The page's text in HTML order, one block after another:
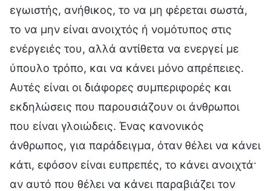
εγωιστής, ανήθικος, το να μη φέρεται σωστά,
το να μην είναι ανοιχτός ή νομότυπος στις
ενέργειές του, αλλά αντίθετα να ενεργεί με
ύπουλο τρόπο, και να κάνει μόνο απρέπειες.
Αυτές είναι οι διάφορες συμπεριφορές και
εκδηλώσεις που παρουσιάζουν οι άνθρωποι
που είναι γλοιώδεις. Ένας κανονικός
άνθρωπος, για παράδειγμα, όταν θέλει να κάνει
κάτι, εφόσον είναι ευπρεπές, το κάνει ανοιχτά·
αν αυτό που θέλει να κάνει παραβιάζει τον